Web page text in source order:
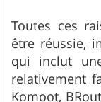
Toutes ces
être réussie,
qui inclut
relativement
Komoot,